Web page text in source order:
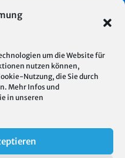
um die Website für
nutzen können,
Nutzung, die Sie durch
Mehr Infos und
in unseren